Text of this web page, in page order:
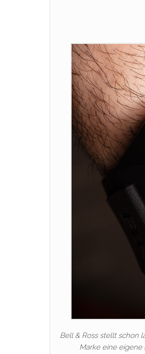
Bell & Ross stellt schon
Marke eine eigene